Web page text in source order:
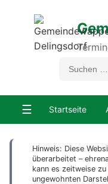
☰ Startseite
Hinweis: Diese
überarbeitet –
kann es zeitweise
ungewohnten